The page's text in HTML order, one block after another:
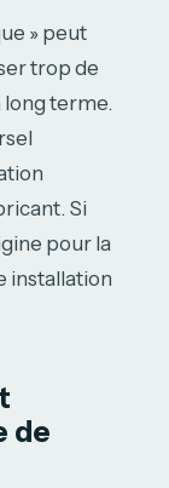
» peut
trop de
long terme.
Si
pour la
installation
de